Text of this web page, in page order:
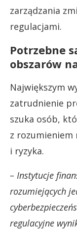
zarządzania
regulacjami.
Potrzebne
obszarów
Największym
zatrudnienie
szuka osób,
z rozumieniem
i ryzyka.
– Instytucje
rozumiejących
regulacyjne